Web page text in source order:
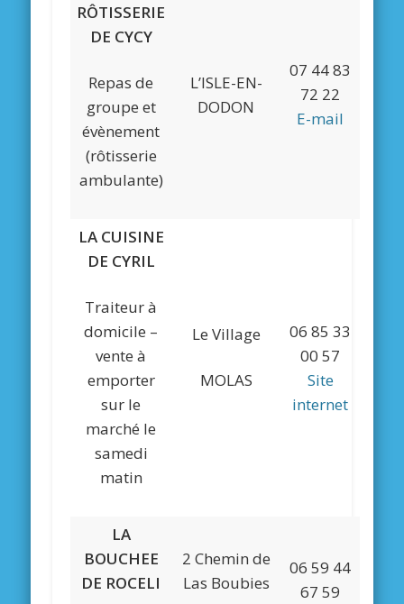
RÔTISSERIE
DE CYCY
Repas de
groupe et
évènement
(rôtisserie
ambulante)
L’ISLE-EN-
DODON
07 44 83
72 22
E-mail
LA CUISINE
DE CYRIL
Traiteur à
domicile –
vente à
emporter
sur le
marché le
samedi
matin
Le Village
MOLAS
06 85 33
00 57
Site
internet
LA
BOUCHEE
DE ROCELI
2 Chemin de
Las Boubies
06 59 44
67 59